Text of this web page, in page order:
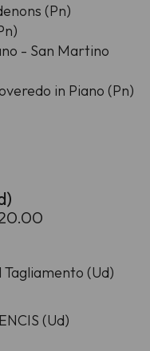
(Pn)
- San Martino
in Piano (Pn)
Tagliamento (Ud)
(Ud)